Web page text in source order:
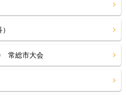
常総市大会